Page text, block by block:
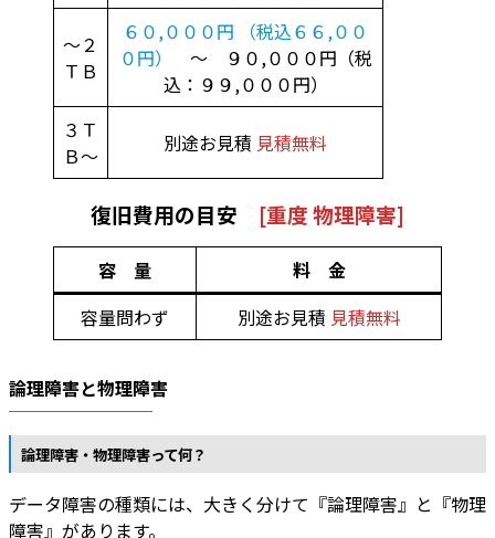
～２
ＴＢ
６０,０００円 （税込６６,００
０円）
～ ９０,０００円（税
込：９９,０００円）
３Ｔ
Ｂ～
別途お見積 見積無料
復旧費用の目安 [重度 物理障害]
容 量
料 金
容量問わず
別途お見積 見積無料
論理障害と物理障害
論理障害・物理障害って何？
データ障害の種類には、大きく分けて『論理障害』と『物理
障害』があります。